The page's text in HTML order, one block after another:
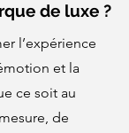
de luxe ?
l’expérience
et la
ce soit au
de